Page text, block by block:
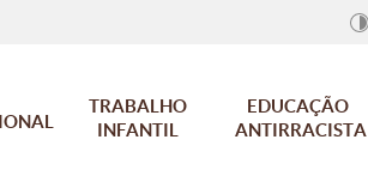
TRABALHO
INFANTIL
EDUCAÇÃO
ANTIRRACISTA